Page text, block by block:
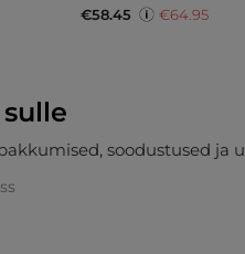
€58.45 €64.95
soodustused ja